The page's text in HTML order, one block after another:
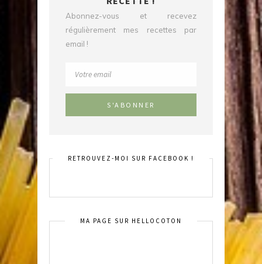
Abonnez-vous et recevez
régulièrement mes recettes par
email !
RETROUVEZ-MOI SUR FACEBOOK !
MA PAGE SUR HELLOCOTON